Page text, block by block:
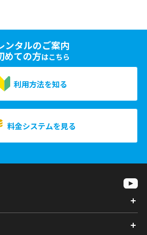
ンタルのご案内
めての方はこちら
利用方法を知る
料金システムを見る